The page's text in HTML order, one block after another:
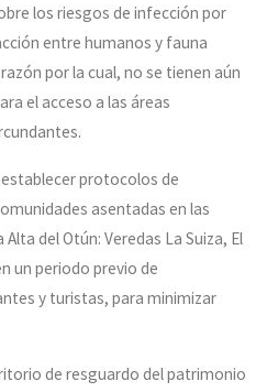
los riesgos de infección por
entre humanos y fauna
por la cual, no se tienen aún
el acceso a las áreas
protocolos de
asentadas en las
del Otún: Veredas La Suiza, El
un periodo previo de
y turistas, para minimizar
de resguardo del patrimonio